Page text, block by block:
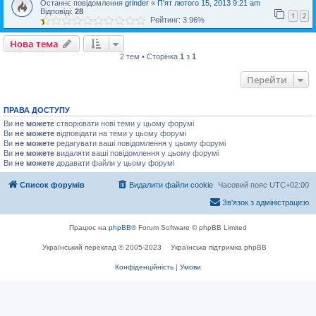
Останнє повідомлення grinder « П'ят лютого 15, 2013 9:21 am
Відповіді: 28 1 2
Рейтинг: 3.96%
Нова тема
2 тем • Сторінка 1 з 1
Перейти
ПРАВА ДОСТУПУ
Ви не можете створювати нові теми у цьому форумі
Ви не можете відповідати на теми у цьому форумі
Ви не можете редагувати ваші повідомлення у цьому форумі
Ви не можете видаляти ваші повідомлення у цьому форумі
Ви не можете додавати файли у цьому форумі
Список форумів Часовий пояс UTC+02:00
Видалити файли cookie
Зв'язок з адміністрацією
Працює на phpBB® Forum Software © phpBB Limited
Український переклад © 2005-2023 Українська підтримка phpBB
Конфіденційність | Умови